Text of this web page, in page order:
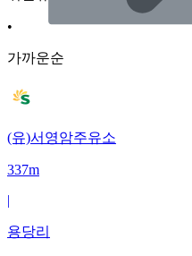
•
가까운순
(유)서영암주유소
337m
|
용당리